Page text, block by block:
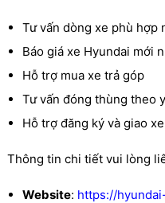
Tư vấn dòng xe phù hợp
Báo giá xe Hyundai mới
Hỗ trợ mua xe trả góp
Tư vấn đóng thùng theo
Hỗ trợ đăng ký và giao
Thông tin chi tiết vui lòng
Website: https://